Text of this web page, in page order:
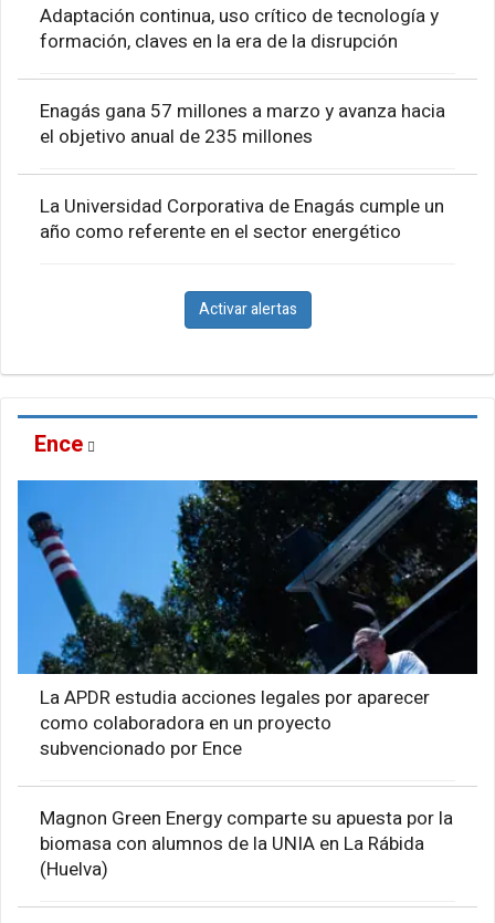
Adaptación continua, uso crítico de tecnología y
formación, claves en la era de la disrupción
Enagás gana 57 millones a marzo y avanza hacia
el objetivo anual de 235 millones
La Universidad Corporativa de Enagás cumple un
año como referente en el sector energético
Activar alertas
Ence
La APDR estudia acciones legales por aparecer
como colaboradora en un proyecto
subvencionado por Ence
Magnon Green Energy comparte su apuesta por la
biomasa con alumnos de la UNIA en La Rábida
(Huelva)